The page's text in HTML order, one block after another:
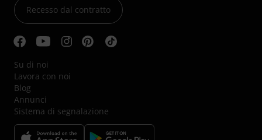
Recesso dal contratto
Su di noi
Lavora con noi
Blog
Annunci
Sistema di segnalazione